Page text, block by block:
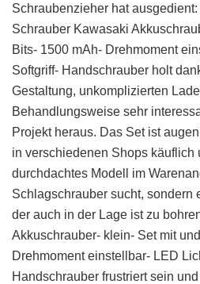
Schraubenzieher hat
Schrauber Kawasaki
Bits- 1500 mAh- Drehmoment
Softgriff- Handschrauber holt
Gestaltung, unkomplizierten
Behandlungsweise sehr
Projekt heraus. Das Set ist
in verschiedenen Shops käuflich
durchdachtes Modell im
Schlagschrauber sucht, sondern
der auch in der Lage ist zu
Akkuschrauber- klein- Set mit
Drehmoment einstellbar- LED
Handschrauber frustriert sein